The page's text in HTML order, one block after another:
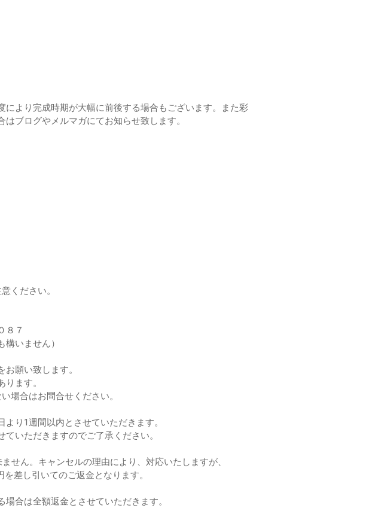
より完成時期が大幅に前後する場合もございます。また彩
ブログやメルマガにてお知らせ致します。
ください。
８７
いません）
願い致します。
ます。
場合はお問合せください。
り1週間以内とさせていただきます。
いただきますのでご了承ください。
せん。キャンセルの理由により、対応いたしますが、
差し引いてのご返金となります。
合は全額返金とさせていただきます。